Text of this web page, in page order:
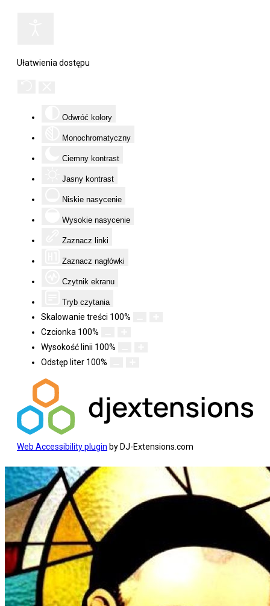
Ułatwienia dostępu
Odwróć kolory
Monochromatyczny
Ciemny kontrast
Jasny kontrast
Niskie nasycenie
Wysokie nasycenie
Zaznacz linki
Zaznacz nagłówki
Czytnik ekranu
Tryb czytania
Skalowanie treści 100%
Czcionka 100%
Wysokość linii 100%
Odstęp liter 100%
Web Accessibility plugin by DJ-Extensions.com
Koniec
treści